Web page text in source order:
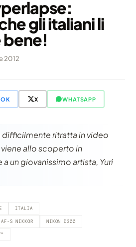
gli italiani li
bene!
2012
X WHATSAPP
difficilmente ritratta in video
allo scoperto in
un giovanissimo artista, Yuri
ITALIA
S NIKKOR NIKON D300